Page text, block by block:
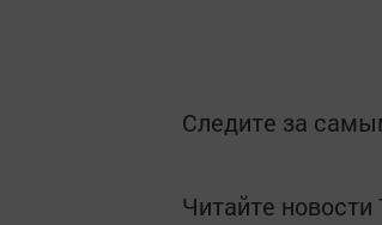
Следите за
Читайте